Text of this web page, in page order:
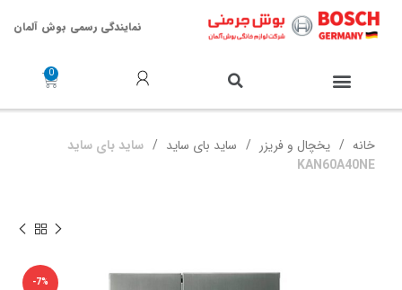
نمایندگی رسمی بوش آلمان
خانه یخچال و فریزر ساید بای ساید
ساید بای ساید
KAN60A40NE
-7%